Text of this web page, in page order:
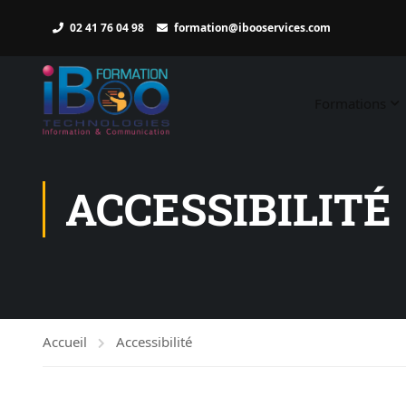
02 41 76 04 98 formation@ibooservices.com
ACCESSIBILITÉ
Accueil Accessibilité